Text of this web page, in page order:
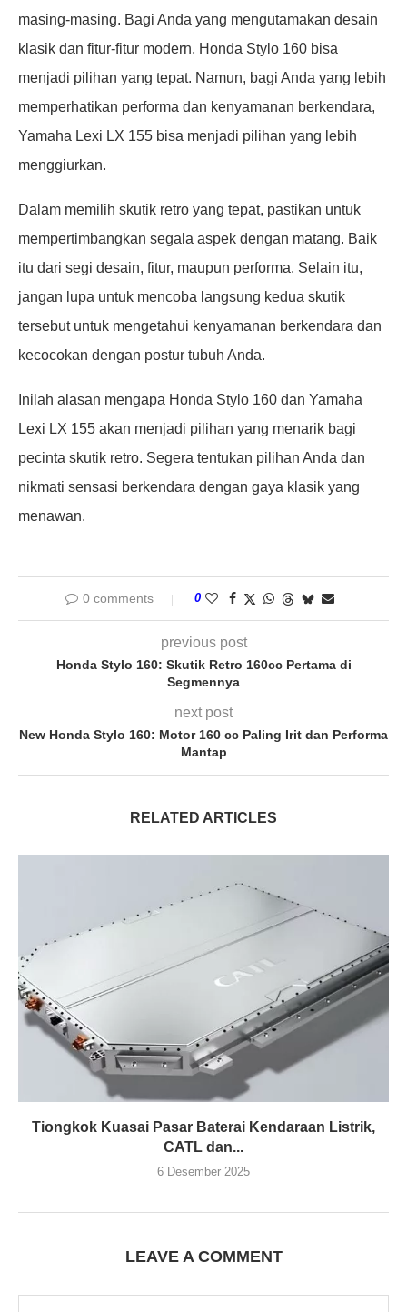
masing-masing. Bagi Anda yang mengutamakan desain
klasik dan fitur-fitur modern, Honda Stylo 160 bisa
menjadi pilihan yang tepat. Namun, bagi Anda yang lebih
memperhatikan performa dan kenyamanan berkendara,
Yamaha Lexi LX 155 bisa menjadi pilihan yang lebih
menggiurkan.
Dalam memilih skutik retro yang tepat, pastikan untuk
mempertimbangkan segala aspek dengan matang. Baik
itu dari segi desain, fitur, maupun performa. Selain itu,
jangan lupa untuk mencoba langsung kedua skutik
tersebut untuk mengetahui kenyamanan berkendara dan
kecocokan dengan postur tubuh Anda.
Inilah alasan mengapa Honda Stylo 160 dan Yamaha
Lexi LX 155 akan menjadi pilihan yang menarik bagi
pecinta skutik retro. Segera tentukan pilihan Anda dan
nikmati sensasi berkendara dengan gaya klasik yang
menawan.
0 comments 0
previous post
Honda Stylo 160: Skutik Retro 160cc Pertama di
Segmennya
next post
New Honda Stylo 160: Motor 160 cc Paling Irit dan Performa
Mantap
RELATED ARTICLES
Tiongkok Kuasai Pasar Baterai Kendaraan Listrik,
CATL dan...
6 Desember 2025
LEAVE A COMMENT